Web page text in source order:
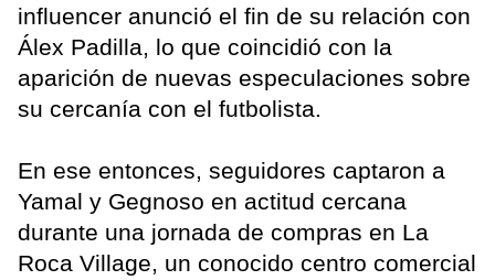
influencer anunció el fin de su relación con
Álex Padilla, lo que coincidió con la
aparición de nuevas especulaciones sobre
su cercanía con el futbolista.
En ese entonces, seguidores captaron a
Yamal y Gegnoso en actitud cercana
durante una jornada de compras en La
Roca Village, un conocido centro comercial